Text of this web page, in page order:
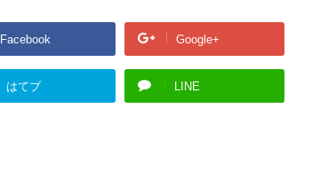
Facebook Google+
はてブ LINE